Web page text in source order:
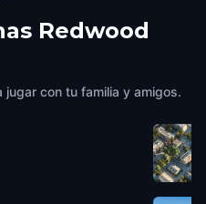
Redwood
con tu familia y amigos.